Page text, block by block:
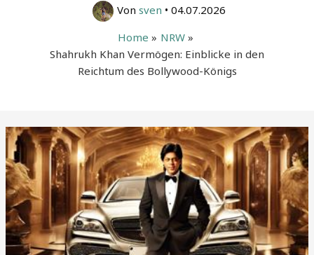
Von sven • 04.07.2026
Home
NRW
Shahrukh Khan Vermögen: Einblicke in den
Reichtum des Bollywood-Königs